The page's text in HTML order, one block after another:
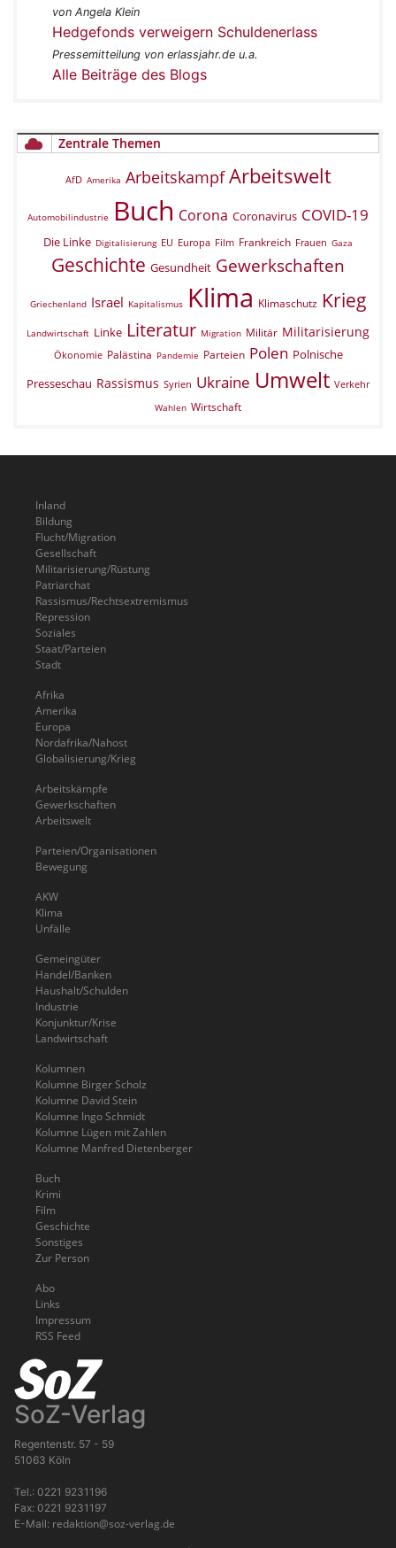
von Angela Klein
Hedgefonds verweigern Schuldenerlass
Pressemitteilung von erlassjahr.de u.a.
Alle Beiträge des Blogs
Zentrale Themen
AfD Amerika Arbeitskampf Arbeitswelt
Automobilindustrie Buch Corona Coronavirus COVID-19
Die Linke Digitalisierung EU Europa Film Frankreich Frauen Gaza
Geschichte Gesundheit Gewerkschaften
Griechenland Israel Kapitalismus Klima Klimaschutz Krieg
Landwirtschaft Linke Literatur Migration Militär Militarisierung
Ökonomie Palästina Pandemie Parteien Polen Polnische
Presseschau Rassismus Syrien Ukraine Umwelt Verkehr
Wahlen Wirtschaft
Inland
Bildung
Flucht/Migration
Gesellschaft
Militarisierung/Rüstung
Patriarchat
Rassismus/Rechtsextremismus
Repression
Soziales
Staat/Parteien
Stadt
Afrika
Amerika
Europa
Nordafrika/Nahost
Globalisierung/Krieg
Arbeitskämpfe
Gewerkschaften
Arbeitswelt
Parteien/Organisationen
Bewegung
AKW
Klima
Unfälle
Gemeingüter
Handel/Banken
Haushalt/Schulden
Industrie
Konjunktur/Krise
Landwirtschaft
Kolumnen
Kolumne Birger Scholz
Kolumne David Stein
Kolumne Ingo Schmidt
Kolumne Lügen mit Zahlen
Kolumne Manfred Dietenberger
Buch
Krimi
Film
Geschichte
Sonstiges
Zur Person
Abo
Links
Impressum
RSS Feed
SoZ-Verlag
Regentenstr. 57 - 59
51063 Köln
Tel.: 0221 9231196
Fax: 0221 9231197
E-Mail: redaktion@soz-verlag.de